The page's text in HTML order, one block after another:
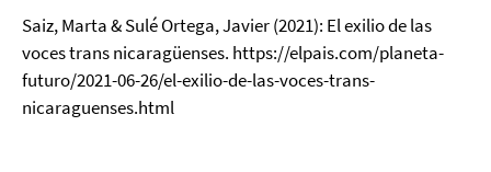
Saiz, Marta & Sulé Ortega, Javier (2021): El exilio de las
voces trans nicaragüenses. https://elpais.com/planeta-
futuro/2021-06-26/el-exilio-de-las-voces-trans-
nicaraguenses.html